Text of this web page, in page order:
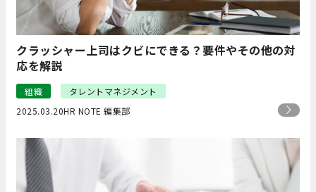
クラッシャー上司はクビにできる？要件やその他の対
応を解説
組織
タレントマネジメント
2025.03.20HR NOTE 編集部